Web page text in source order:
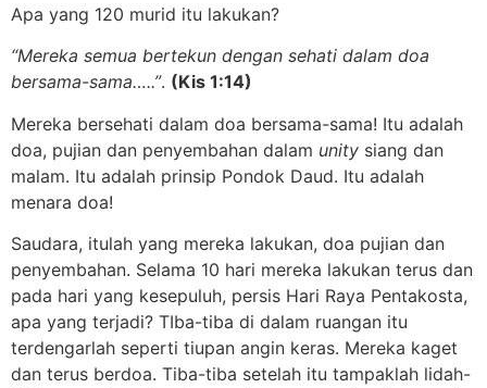
Apa yang 120 murid itu lakukan?
“Mereka semua bertekun dengan sehati dalam doa
bersama-sama…..”. (Kis 1:14)
Mereka bersehati dalam doa bersama-sama! Itu adalah
doa, pujian dan penyembahan dalam unity siang dan
malam. Itu adalah prinsip Pondok Daud. Itu adalah
menara doa!
Saudara, itulah yang mereka lakukan, doa pujian dan
penyembahan. Selama 10 hari mereka lakukan terus dan
pada hari yang kesepuluh, persis Hari Raya Pentakosta,
apa yang terjadi? TIba-tiba di dalam ruangan itu
terdengarlah seperti tiupan angin keras. Mereka kaget
dan terus berdoa. Tiba-tiba setelah itu tampaklah lidah-